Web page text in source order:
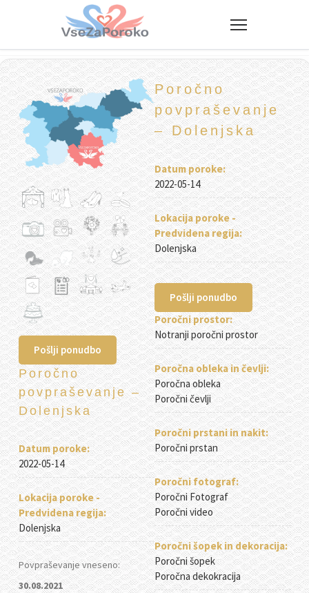
VseZaPoroko.net – Poročni
Pošlji ponudbo
Poročno
povpraševanje –
Dolenjska
Datum poroke:
2022-05-14
Lokacija poroke -
Predvidena regija:
Dolenjska
Povpraševanje vneseno:
30.08.2021
Poročno
povpraševanje
– Dolenjska
Datum poroke:
2022-05-14
Lokacija poroke -
Predvidena regija:
Dolenjska
Pošlji ponudbo
Poročni prostor:
Notranji poročni prostor
Poročna obleka in čevlji:
Poročna obleka
Poročni čevlji
Poročni prstani in nakit:
Poročni prstan
Poročni fotograf:
Poročni Fotograf
Poročni video
Poročni šopek in dekoracija:
Poročni šopek
Poročna dekokracija